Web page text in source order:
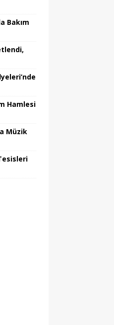
Bakım
Hamlesi
Müzik